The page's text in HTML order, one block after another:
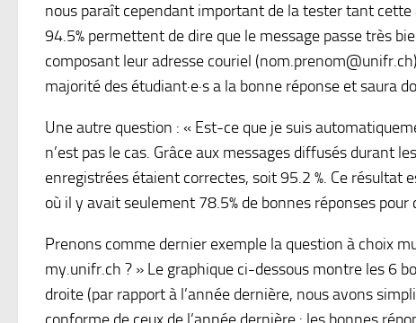
nous paraît cependant important de la tester tant cette
94.5% permettent de dire que le message passe très
composant leur adresse couriel
majorité des étudiant·e·s a la bonne réponse et saura
Une autre question : « Est-ce que je suis
n’est pas le cas. Grâce aux messages diffusés durant
enregistrées étaient correctes, soit 95.2 %. Ce résultat
où il y avait seulement 78.5% de bonnes réponses pour
Prenons comme dernier exemple la question à choix
my.unifr.ch ? » Le graphique ci-dessous montre les 6
droite (par rapport à l’année dernière, nous avons